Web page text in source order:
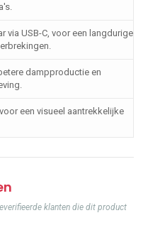
via USB-C, voor een langdurige
dampproductie en
een visueel aantrekkelijke
klanten die dit product